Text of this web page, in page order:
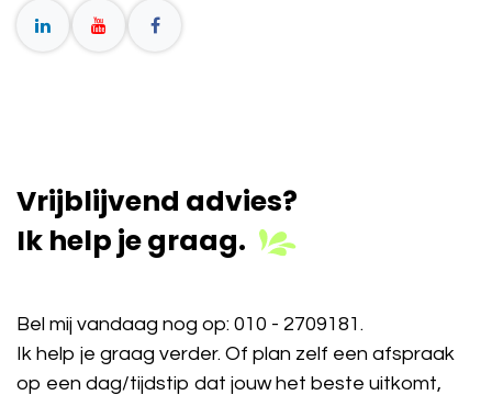
Vrijblijvend advies?
Ik help je graag.
Bel mij vandaag nog op: 010 - 2709181 .
Ik help je graag verder. Of plan zelf een afspraak
op een dag/tijdstip dat jouw het beste uitkomt,